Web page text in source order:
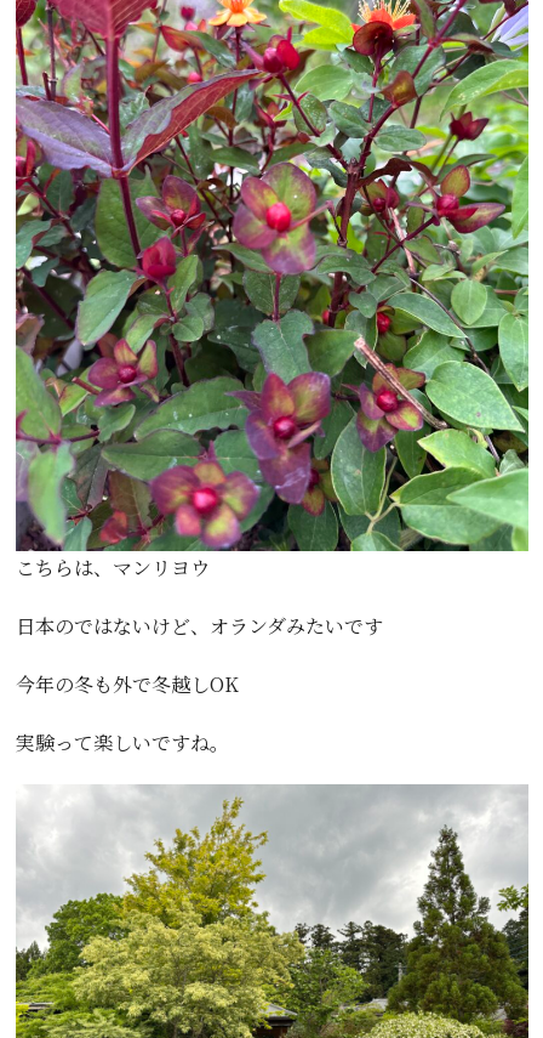
こちらは、マンリヨウ
日本のではないけど、オランダみたいです
今年の冬も外で冬越しOK
実験って楽しいですね。